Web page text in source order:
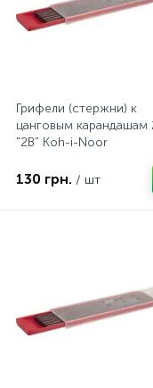
Грифели (стержни) к
цанговым
"2В" Koh-i-Noor
130 грн. / шт